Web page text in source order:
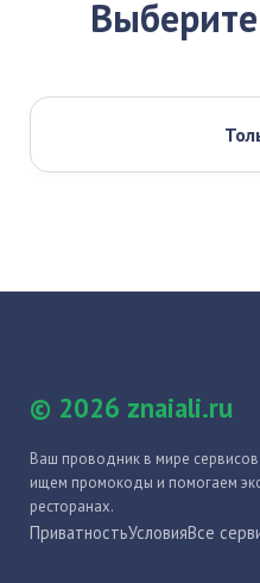
© 2026 znaiali.ru
Ваш проводник в мире
ищем промокоды и помогаем
ресторанах.
ПриватностьУсловияВсе